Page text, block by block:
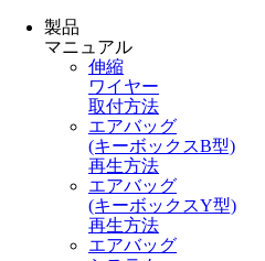
製品
マニュアル
伸縮
ワイヤー
取付方法
エアバッグ
(キーボックスB型)
再生方法
エアバッグ
(キーボックスY型)
再生方法
エアバッグ